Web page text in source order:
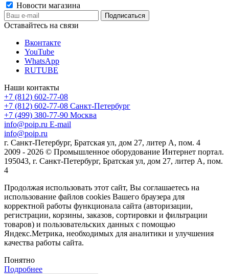
Новости магазина
Оставайтесь на связи
Вконтакте
YouTube
WhatsApp
RUTUBE
Наши контакты
+7 (812) 602-77-08
+7 (812) 602-77-08 Санкт-Петербург
+7 (499) 380-77-90 Москва
info@poip.ru E-mail
info@poip.ru
г. Санкт-Петербург, Братская ул, дом 27, литер А, пом. 4
2009 - 2026 © Промышленное оборудование Интернет портал.
195043, г. Санкт-Петербург, Братская ул, дом 27, литер А, пом.
4
Продолжая использовать этот сайт, Вы соглашаетесь на
использование файлов cookies Вашего браузера для
корректной работы функционала сайта (авторизации,
регистрации, корзины, заказов, сортировки и фильтрации
товаров) и пользовательских данных с помощью
Яндекс.Метрика, необходимых для аналитики и улучшения
качества работы сайта.
Понятно
Подробнее